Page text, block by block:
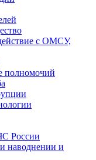
с ОМСУ,
полномочий
России
наводнении и